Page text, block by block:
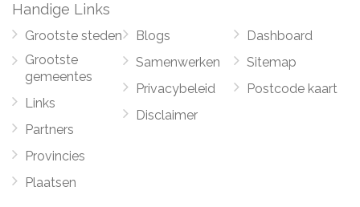
Handige Links
Grootste steden
Grootste
gemeentes
Links
Partners
Provincies
Plaatsen
Blogs
Samenwerken
Privacybeleid
Disclaimer
Dashboard
Sitemap
Postcode kaart